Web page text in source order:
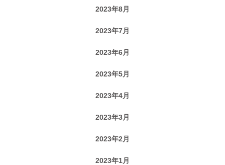
2023年8月
2023年7月
2023年6月
2023年5月
2023年4月
2023年3月
2023年2月
2023年1月